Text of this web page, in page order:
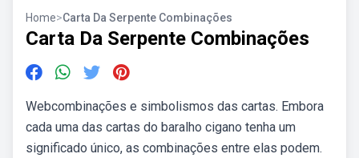
Home>Carta Da Serpente Combinações
Carta Da Serpente Combinações
Webcombinações e simbolismos das cartas. Embora
cada uma das cartas do baralho cigano tenha um
significado único, as combinações entre elas podem.